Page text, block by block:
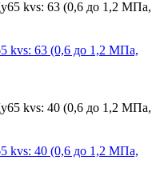
kvs: 63 (0,6 до 1,2 МПа,
kvs: 40 (0,6 до 1,2 МПа,